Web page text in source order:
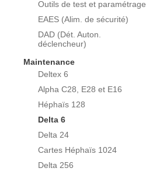
Outils de test et paramétrage
EAES (Alim. de sécurité)
DAD (Dét. Auton.
déclencheur)
Maintenance
Deltex 6
Alpha C28, E28 et E16
Héphaïs 128
Delta 6
Delta 24
Cartes Héphaïs 1024
Delta 256